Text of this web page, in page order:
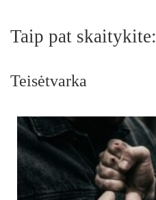
Taip pat skaitykite:
Teisėtvarka